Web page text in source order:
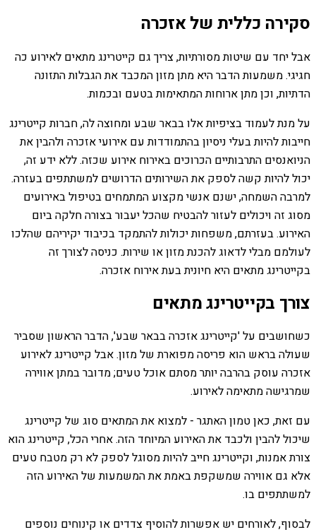
סקירה כללית של אזכרה
אבל יחד עם שיטות מסורתיות, צריך גם קייטרינג מתאים לאירוע כה
חגיגי. משמעות הדבר היא מתן מזון המכבד את הגבלות התזונה
הדתיות, וכן מתן ארוחות המתאימות בטעם ובכמות.
על מנת לעמוד בציפיות אלו בבאר שבע ומחוצה לה, חברות קייטרינג
חייבות להיות בעלי ניסיון בהתמודדות עם אירועי אזכרה ולהבין את
הניואנסים התרבותיים הכרוכים באירוח אירוע שכזה. ללא ידע זה,
יכול להיות קשה לספק את השירותים הדרושים למשתתפים בעזרה.
למרבה השמחה, ישנם אנשי מקצוע המתמחים בטיפול באירועים
מסוג זה ויכולים לעזור להבטיח שהכל יעבור בצורה חלקה ביום
האירוע. בעזרתם, משפחות יכולות להתמקד בכיבוד יקיריהם שהלכו
לעולמם מבלי לדאוג להכנת מזון או שירות. כניסה לצורך זה
בקייטרינג מתאים היא חיונית בעת אירוח אזכרה.
צורך בקייטרינג מתאים
כשחושבים על 'קייטרינג אזכרה בבאר שבע', הדבר הראשון שסביר
שעולה בראש הוא פריסה מפוארת של מזון. אבל קייטרינג לאירוע
אזכרה עוסק בהרבה יותר מסתם אוכל טעים; מדובר במתן אווירה
שמרגישה מתאימה לאירוע.
עם זאת, כאן טמון האתגר - למצוא את המתאים סוג של קייטרינג
שיכול להבין ולכבד את האירוע המיוחד הזה. אחרי הכל, קייטרינג הוא
צורת אמנות, וקייטרינג חייב להיות מסוגל לספק לא רק מטבח טעים
אלא גם אווירה שמשקפת באמת את המשמעות של האירוע הזה
למשתתפים בו.
לבסוף, לאורחים יש אפשרות להוסיף צדדים או קינוחים נוספים